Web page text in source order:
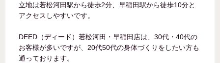
立地は若松河田駅から徒歩2分、早稲田駅から徒歩10分と
アクセスしやすいです。
DEED（ディード）若松河田・早稲田店は、30代・40代の
お客様が多いですが、20代50代の身体づくりをしたい方も
通っております。